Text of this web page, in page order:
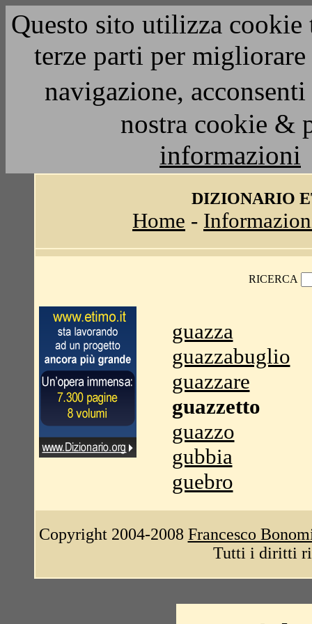
Questo sito utilizza
terze parti per
navigazione,
nostra cookie &
informazioni
DIZIONARIO
Home -
RICERCA
guazza
guazzabuglio
guazzare
guazzetto
guazzo
gubbia
guebro
Copyright 2004-2008 Francesco
Tutti i diritti